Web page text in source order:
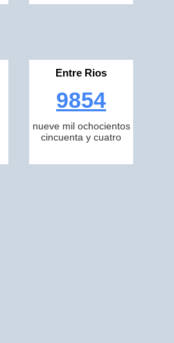
Entre Rios
9854
nueve mil ochocientos
cincuenta y cuatro